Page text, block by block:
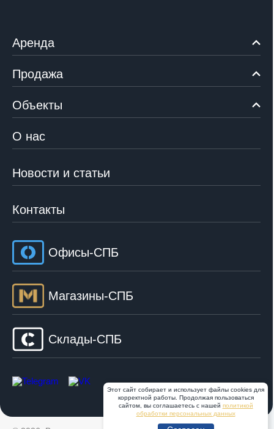
Аренда
Продажа
Объекты
О нас
Новости и статьи
Контакты
Офисы-СПБ
Магазины-СПБ
Склады-СПБ
Этот сайт собирает и использует файлы cookies для
корректной работы. Продолжая пользоваться
сайтом, вы соглашаетесь с нашей политикой
обработки персональных данных